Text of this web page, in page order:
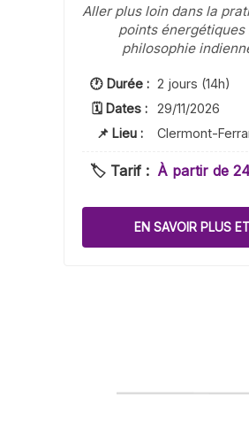
Aller plus loin dans la
points énergétiques
philosophie
🕐 Durée : 2 jours (14h)
🗓 Dates :
29/11/2026
📌 Lieu :
Clermont-
🏷️ Tarif : À partir de
EN SAVOIR PLUS